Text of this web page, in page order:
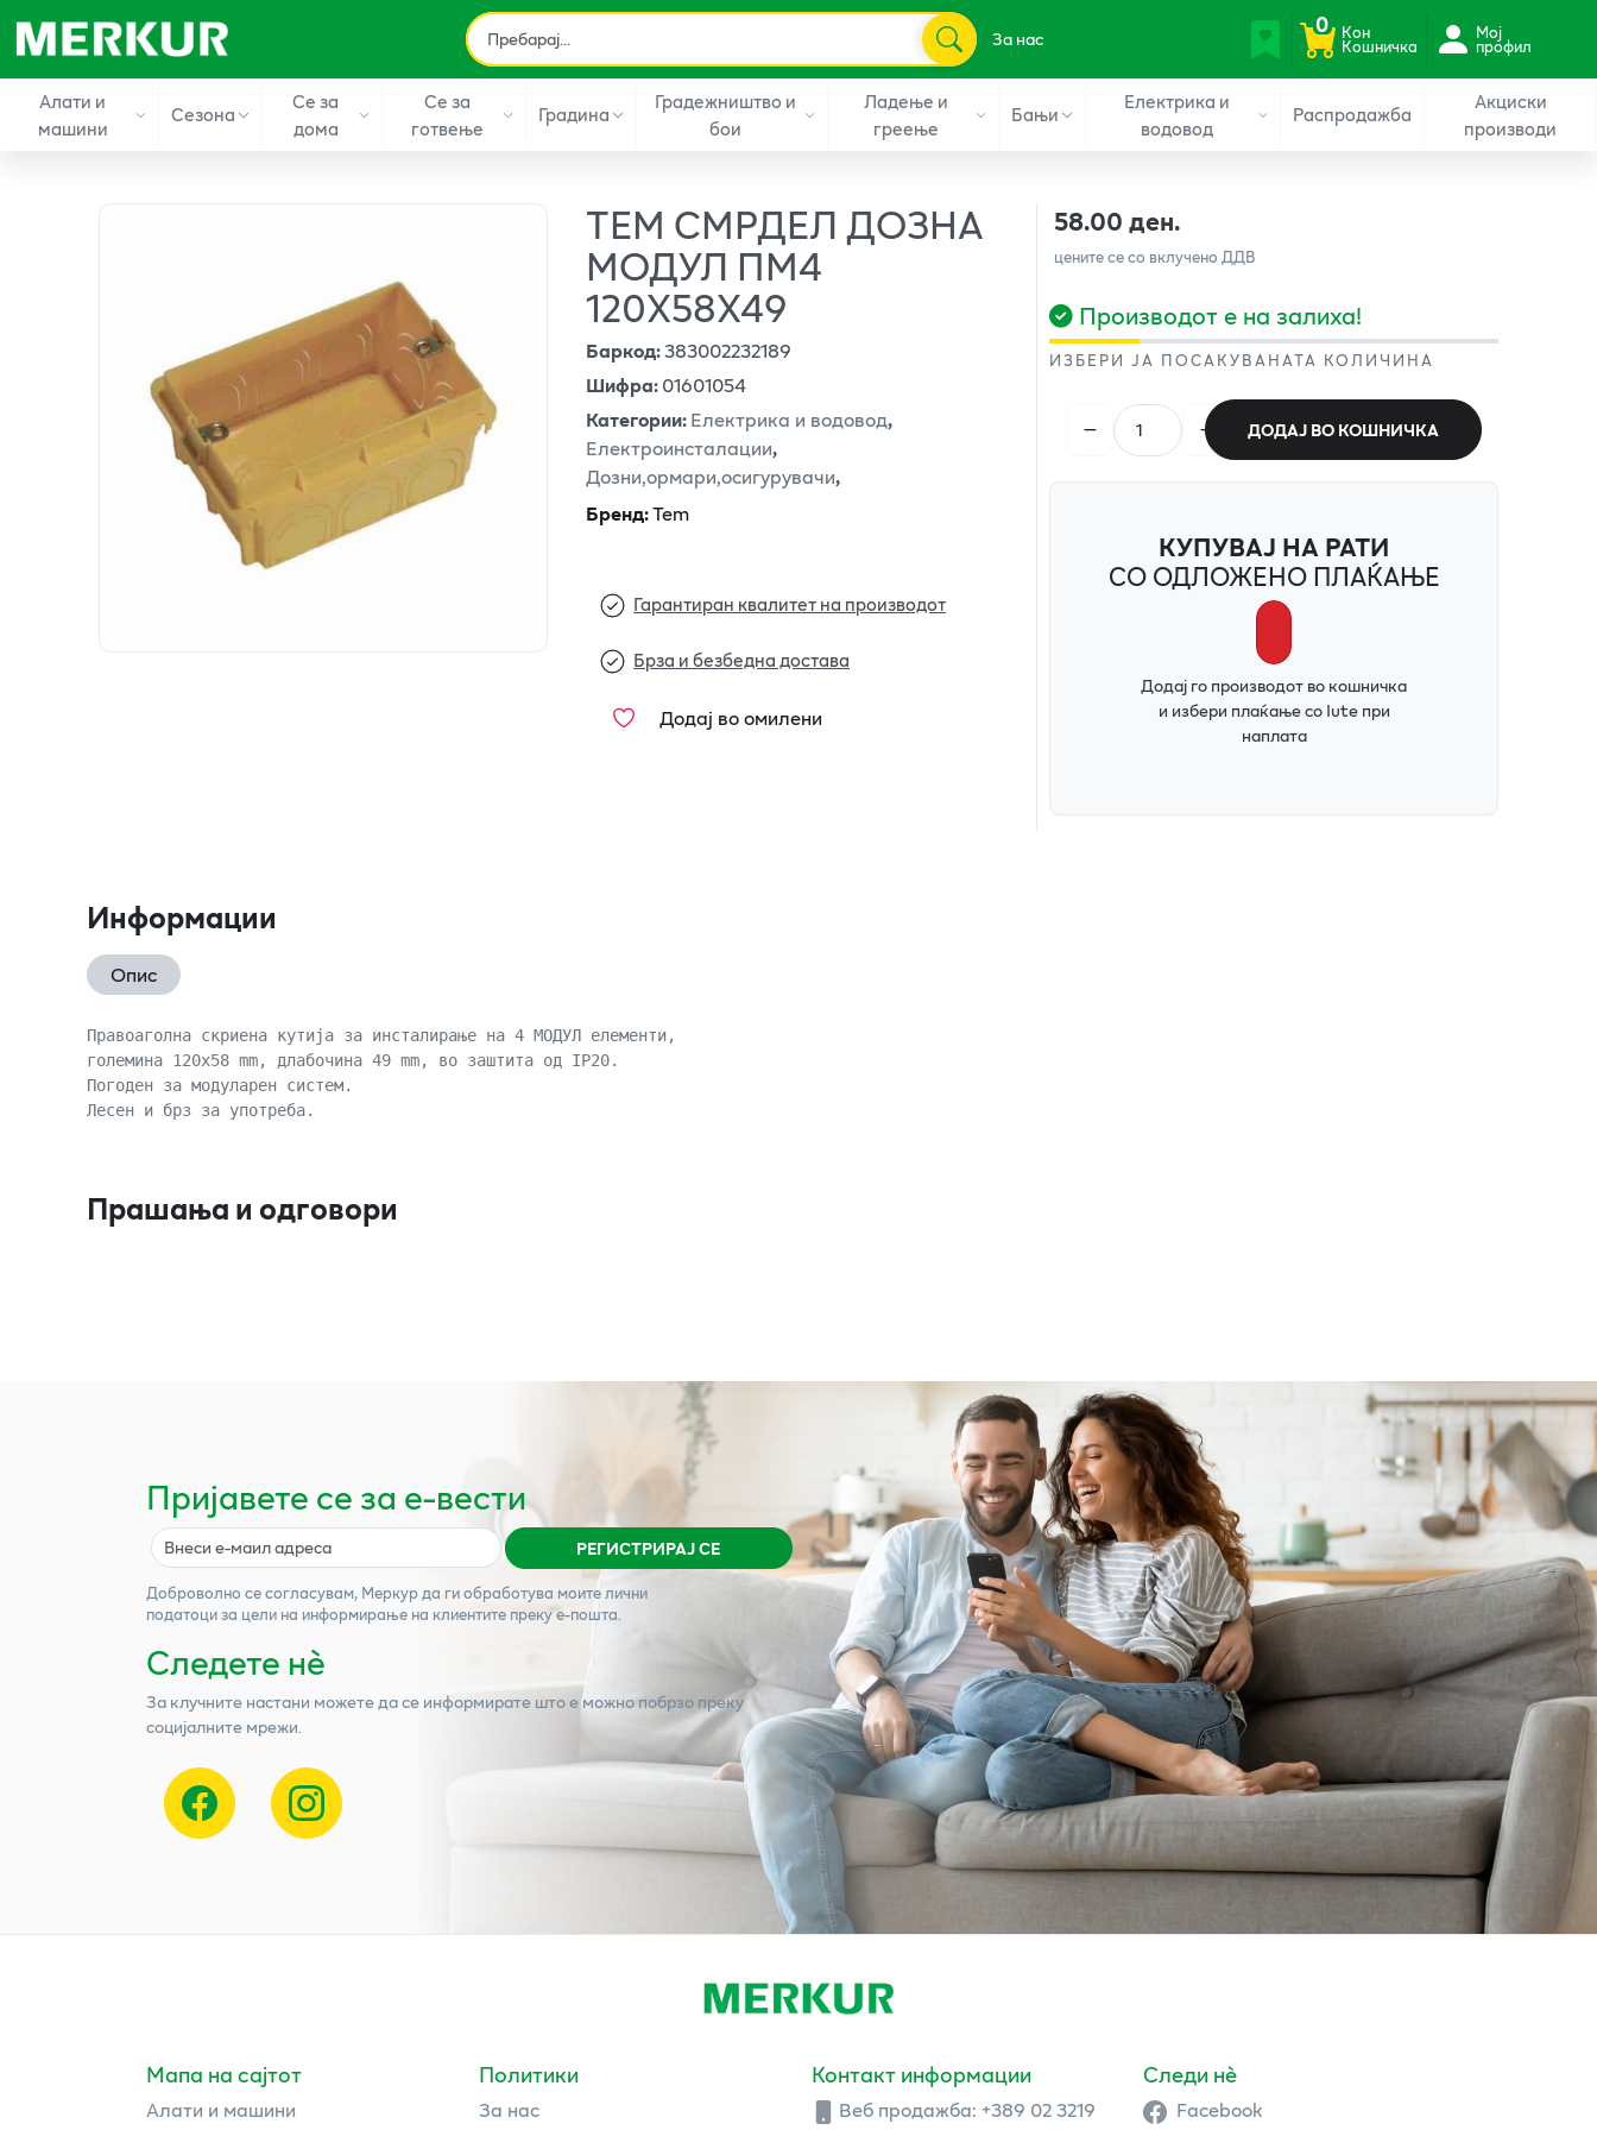
За нас 0 Кон
Кошничка
Мој
профил
Алати и
машини
Сезона
Се за
дома
Се за
готвење
Градина
Градежништво и
бои
Ладење и
греење
Бањи
Електрика и
водовод
Распродажба
Акциски
производи
ТЕМ СМРДЕЛ ДОЗНА
МОДУЛ ПМ4
120X58X49
Баркод:383002232189
Шифра:01601054
Категории:Електрика и водовод,
Електроинсталации,
Дозни,ормари,осигурувачи,
Бренд:Tem
Гарантиран квалитет на производот
Брза и безбедна достава
Додај во омилени
58.00 ден.
цените се со вклучено ДДВ
Производот е на залиха!
ИЗБЕРИ ЈА ПОСАКУВАНАТА КОЛИЧИНА
ДОДАЈ ВО КОШНИЧКА
КУПУВАЈ НА РАТИ
СО ОДЛОЖЕНО ПЛАЌАЊЕ
Додај го производот во кошничка
и избери плаќање со Iute при
наплата
Информации
Опис
Правоаголна скриена кутија за инсталирање на 4 МОДУЛ елементи,
големина 120x58 mm, длабочина 49 mm, во заштита од IP20.
Погоден за модуларен систем.
Лесен и брз за употреба.
Прашања и одговори
Пријавете се за е-вести
РЕГИСТРИРАЈ СЕ
Доброволно се согласувам, Меркурда ги обработува моите лични
податоци за цели на информирање на клиентите преку е-пошта.
Следете нѐ
За клучните настани можете да се информирате што е можно побрзо преку
социјалните мрежи.
Мапа на сајтот
Алати и машини
Политики
За нас
Контакт информации
Веб продажба: +389 02 3219
Следи нè
Facebook